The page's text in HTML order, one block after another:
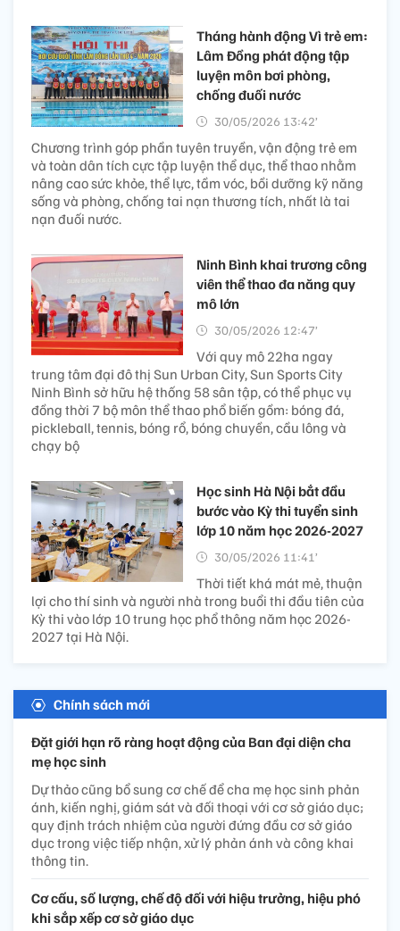
Tháng hành động Vì trẻ em:
Lâm Đồng phát động tập
luyện môn bơi phòng,
chống đuối nước
30/05/2026 13:42’
Chương trình góp phần tuyên truyền, vận động trẻ em
và toàn dân tích cực tập luyện thể dục, thể thao nhằm
nâng cao sức khỏe, thể lực, tầm vóc, bồi dưỡng kỹ năng
sống và phòng, chống tai nạn thương tích, nhất là tai
nạn đuối nước.
Ninh Bình khai trương công
viên thể thao đa năng quy
mô lớn
30/05/2026 12:47’
Với quy mô 22ha ngay
trung tâm đại đô thị Sun Urban City, Sun Sports City
Ninh Bình sở hữu hệ thống 58 sân tập, có thể phục vụ
đồng thời 7 bộ môn thể thao phổ biến gồm: bóng đá,
pickleball, tennis, bóng rổ, bóng chuyền, cầu lông và
chạy bộ
Học sinh Hà Nội bắt đầu
bước vào Kỳ thi tuyển sinh
lớp 10 năm học 2026-2027
30/05/2026 11:41’
Thời tiết khá mát mẻ, thuận
lợi cho thí sinh và người nhà trong buổi thi đầu tiên của
Kỳ thi vào lớp 10 trung học phổ thông năm học 2026-
2027 tại Hà Nội.
Chính sách mới
Đặt giới hạn rõ ràng hoạt động của Ban đại diện cha
mẹ học sinh
Dự thảo cũng bổ sung cơ chế để cha mẹ học sinh phản
ánh, kiến nghị, giám sát và đối thoại với cơ sở giáo dục;
quy định trách nhiệm của người đứng đầu cơ sở giáo
dục trong việc tiếp nhận, xử lý phản ánh và công khai
thông tin.
Cơ cấu, số lượng, chế độ đối với hiệu trưởng, hiệu phó
khi sắp xếp cơ sở giáo dục